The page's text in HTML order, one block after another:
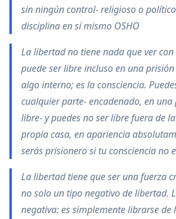
sin ningún control- religioso o
disciplina en sí mismo OSHO
La libertad no tiene nada que ver
puede ser libre incluso en una
algo interno; es la consciencia.
cualquier parte- encadenado, en una
libre- y puedes no ser libre fuera de
propia casa, en apariencia
serás prisionero si tu consciencia no
La libertad tiene que ser una fuerza
no solo un tipo negativo de libertad.
negativa: es simplemente librarse de